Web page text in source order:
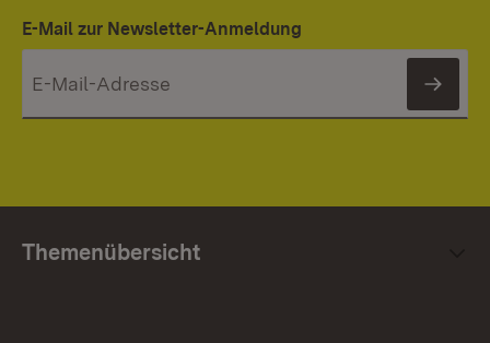
E-Mail zur Newsletter-Anmeldung
Themenübersicht